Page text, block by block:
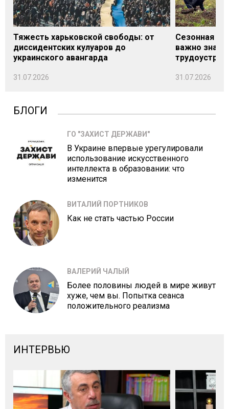
Тяжесть харьковской свободы: от
диссидентских кулуаров до
украинского авангарда
31.07.2026
Сезонная
важно знать
31.07.2026
БЛОГИ
ГО "ЗАХИСТ ДЕРЖАВИ"
В Украине впервые урегулировали
использование искусственного
интеллекта в образовании: что
изменится
ВИТАЛИЙ ПОРТНИКОВ
Как не стать частью России
ВАЛЕРИЙ ЧАЛЫЙ
Более половины людей в мире живут
хуже, чем вы. Попытка сеанса
положительного реализма
ИНТЕРВЬЮ